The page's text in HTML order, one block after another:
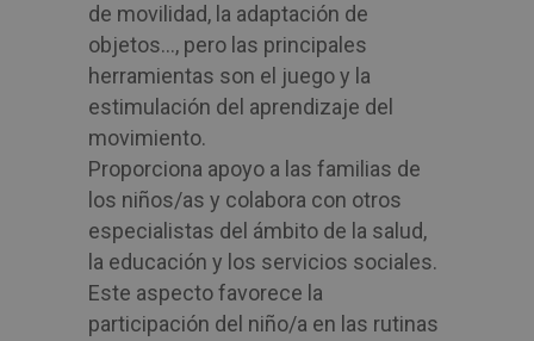
de movilidad, la adaptación de
objetos…, pero las principales
herramientas son el juego y la
estimulación del aprendizaje del
movimiento.
Proporciona apoyo a las familias de
los niños/as y colabora con otros
especialistas del ámbito de la salud,
la educación y los servicios sociales.
Este aspecto favorece la
participación del niño/a en las rutinas